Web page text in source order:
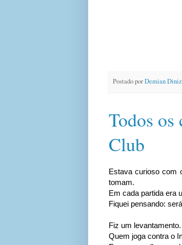
Postado porDemian
Todos os
Club
Estava curioso com
tomam.
Em cada partida era
Fiquei pensando:
Fiz um levantamento.
Quem joga contra o